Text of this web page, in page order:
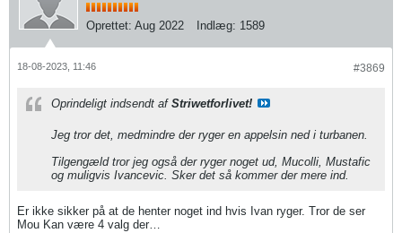
Oprettet: Aug 2022 Indlæg: 1589
#3869
18-08-2023, 11:46
Oprindeligt indsendt af Striwetforlivet!
Jeg tror det, medmindre der ryger en appelsin ned i turbanen.
Tilgengæld tror jeg også der ryger noget ud, Mucolli, Mustafic
og muligvis Ivancevic. Sker det så kommer der mere ind.
Er ikke sikker på at de henter noget ind hvis Ivan ryger. Tror de ser
Mou Kan være 4 valg der…